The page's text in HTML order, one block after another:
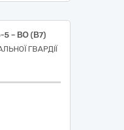
5 – ВО (В7)
ГВАРДІЇ